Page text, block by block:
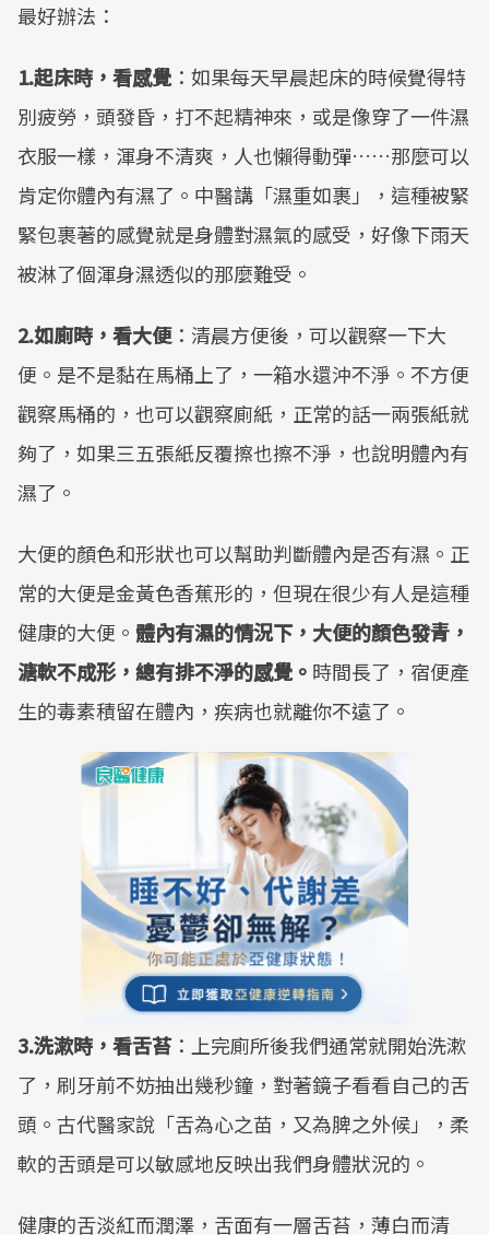
最好辦法：
1.起床時，看感覺：如果每天早晨起床的時候覺得特
別疲勞，頭發昏，打不起精神來，或是像穿了一件濕
衣服一樣，渾身不清爽，人也懶得動彈……那麼可以
肯定你體內有濕了。中醫講「濕重如裹」，這種被緊
緊包裹著的感覺就是身體對濕氣的感受，好像下雨天
被淋了個渾身濕透似的那麼難受。
2.如廁時，看大便：清晨方便後，可以觀察一下大
便。是不是黏在馬桶上了，一箱水還沖不淨。不方便
觀察馬桶的，也可以觀察廁紙，正常的話一兩張紙就
夠了，如果三五張紙反覆擦也擦不淨，也說明體內有
濕了。
大便的顏色和形狀也可以幫助判斷體內是否有濕。正
常的大便是金黃色香蕉形的，但現在很少有人是這種
健康的大便。 體內有濕的情況下，大便的顏色發青，
溏軟不成形，總有排不淨的感覺。 時間長了，宿便產
生的毒素積留在體內，疾病也就離你不遠了。
3.洗漱時，看舌苔：上完廁所後我們通常就開始洗漱
了，刷牙前不妨抽出幾秒鐘，對著鏡子看看自己的舌
頭。古代醫家說「舌為心之苗，又為脾之外候」，柔
軟的舌頭是可以敏感地反映出我們身體狀況的。
健康的舌淡紅而潤澤，舌面有一層舌苔，薄白而清